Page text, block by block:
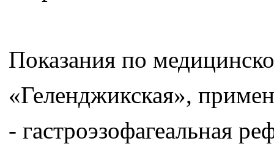
Показания по
«Геленджикская»,
- гастроэзофагеальная